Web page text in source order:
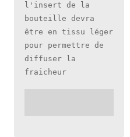
l'insert de la
bouteille devra
être en tissu léger
pour permettre de
diffuser la
fraicheur